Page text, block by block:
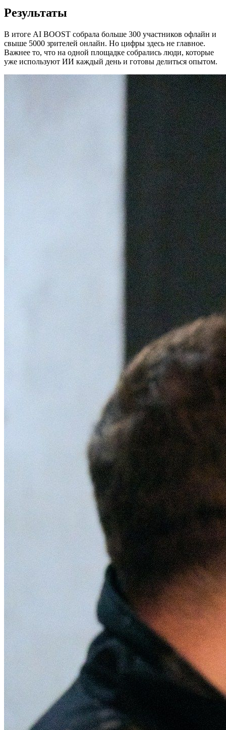
Результаты
В итоге AI BOOST собрала больше 300 участников офлайн и
свыше 5000 зрителей онлайн. Но цифры здесь не главное.
Важнее то, что на одной площадке собрались люди, которые
уже используют ИИ каждый день и готовы делиться опытом.